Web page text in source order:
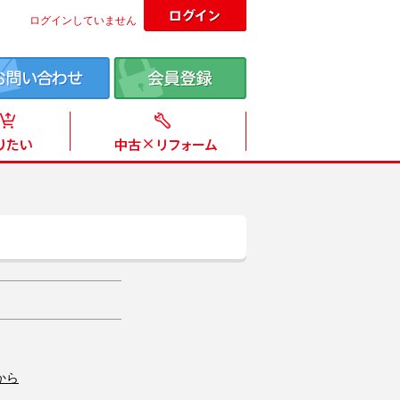
ログインしていません
ら